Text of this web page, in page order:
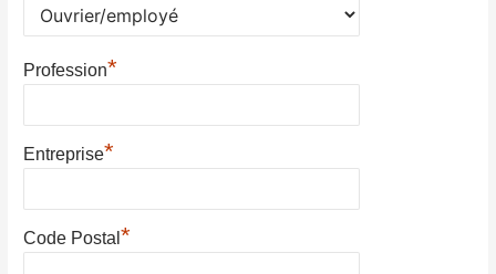
Profession*
Entreprise*
Code Postal*